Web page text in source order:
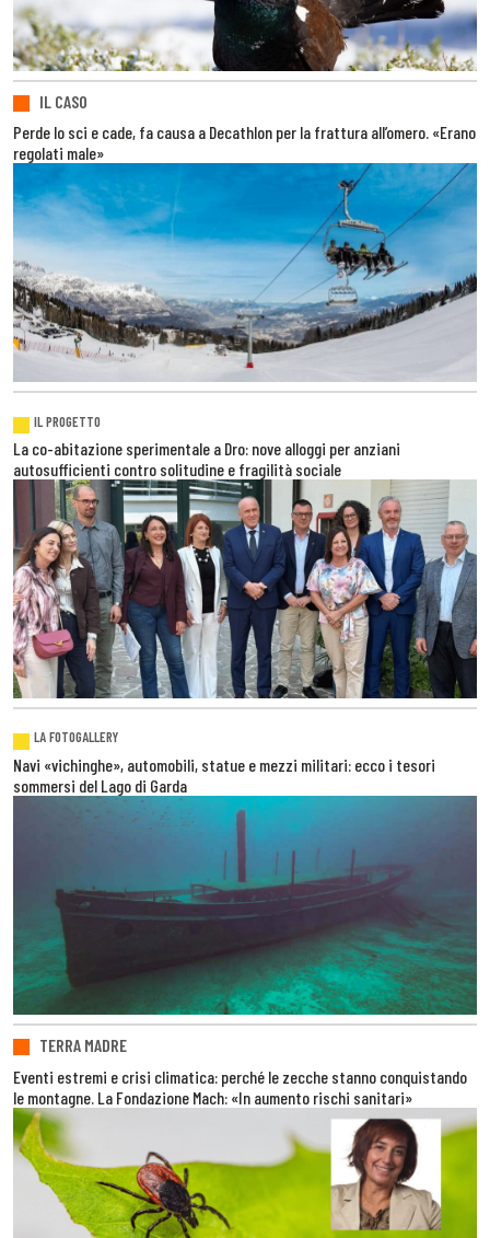
IL CASO
Perde lo sci e cade, fa causa a Decathlon per la frattura all’omero. «Erano
regolati male»
IL PROGETTO
La co-abitazione sperimentale a Dro: nove alloggi per anziani
autosufficienti contro solitudine e fragilità sociale
LA FOTOGALLERY
Navi «vichinghe», automobili, statue e mezzi militari: ecco i tesori
sommersi del Lago di Garda
TERRA MADRE
Eventi estremi e crisi climatica: perché le zecche stanno conquistando
le montagne. La Fondazione Mach: «In aumento rischi sanitari»